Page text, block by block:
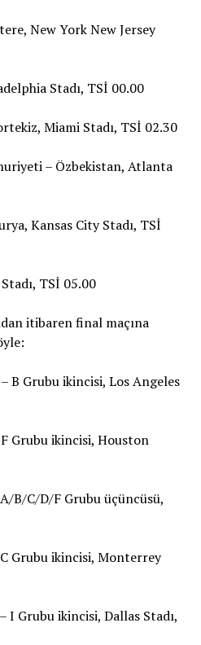
New York New Jersey
Stadı, TSİ 00.00
Miami Stadı, TSİ 02.30
– Özbekistan, Atlanta
Kansas City Stadı, TSİ
TSİ 05.00
itibaren final maçına
B Grubu ikincisi, Los Angeles
Grubu ikincisi, Houston
B/C/D/F Grubu üçüncüsü,
Grubu ikincisi, Monterrey
I Grubu ikincisi, Dallas Stadı,